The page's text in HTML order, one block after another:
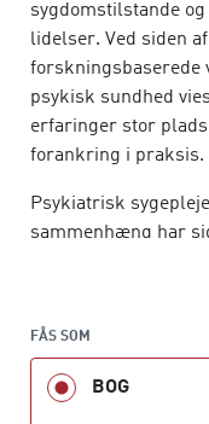
sygdomstilstande
lidelser. Ved siden
forskningsbaserede
psykisk sundhed
erfaringer stor
forankring i praksis.
Psykiatrisk
sammenhæng har
bestående af tre
psykiatriske
FÅS SOM
BOG